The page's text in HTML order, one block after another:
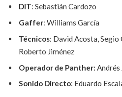
DIT: Sebastián Cardozo
Gaffer: Williams García
Técnicos: David Acosta, Segio
Roberto Jiménez
Operador de Panther: Andrés
Sonido Directo: Eduardo